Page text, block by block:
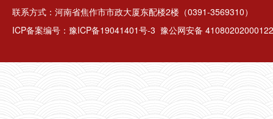
联系方式：河南省焦作市市政大厦东配楼2楼（0391-3569310）
ICP备案编号： 豫ICP备19041401号-3 豫公网安备